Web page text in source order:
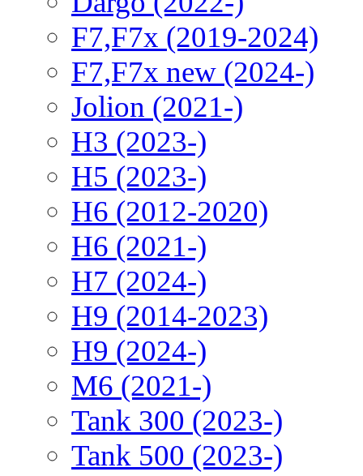
F7,F7x (2019-2024)
F7,F7x new (2024-)
Jolion (2021-)
H3 (2023-)
H5 (2023-)
H6 (2012-2020)
H6 (2021-)
H7 (2024-)
H9 (2014-2023)
H9 (2024-)
M6 (2021-)
Tank 300 (2023-)
Tank 500 (2023-)